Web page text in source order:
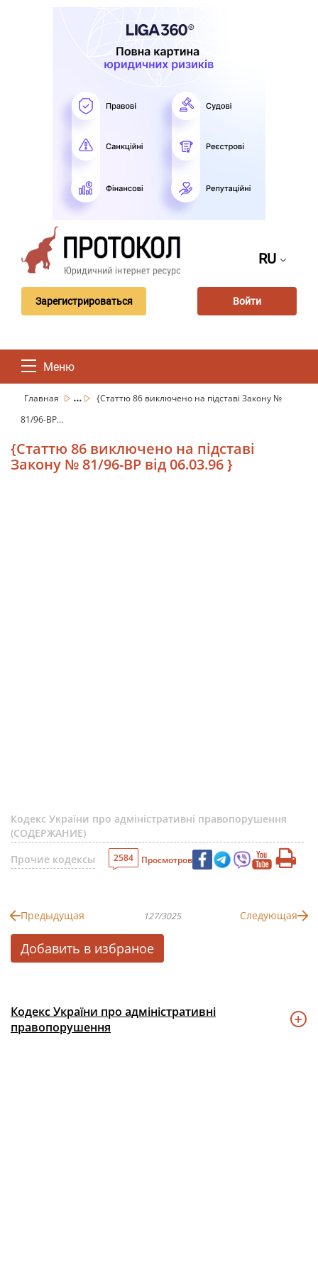
RU
Зарегистрироваться Войти
Меню
Главная ...
{Статтю 86 виключено на підставі Закону №
81/96-ВР...
{Статтю 86 виключено на підставі
Закону № 81/96-ВР від 06.03.96 }
Кодекс України про адміністративні правопорушення
(СОДЕРЖАНИЕ)
Прочие кодексы
2584 Просмотров
Предыдущая 127/3025 Следующая
Добавить в избраное
Кодекс України про адміністративні
правопорушення